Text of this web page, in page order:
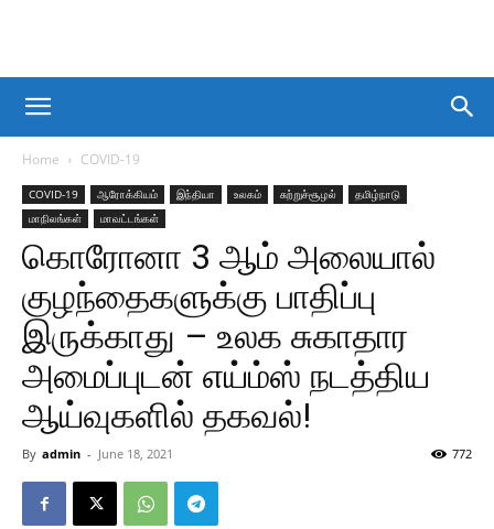
Home COVID-19
COVID-19 ஆரோக்கியம் இந்தியா உலகம் சுற்றுச்சூழல்
தமிழ்நாடு
மாநிலங்கள்
மாவட்டங்கள்
கொரோனா 3 ஆம் அலையால்
குழந்தைகளுக்கு பாதிப்பு
இருக்காது – உலக சுகாதார
அமைப்புடன் எய்ம்ஸ் நடத்திய
ஆய்வுகளில் தகவல்!
By admin - June 18, 2021 772